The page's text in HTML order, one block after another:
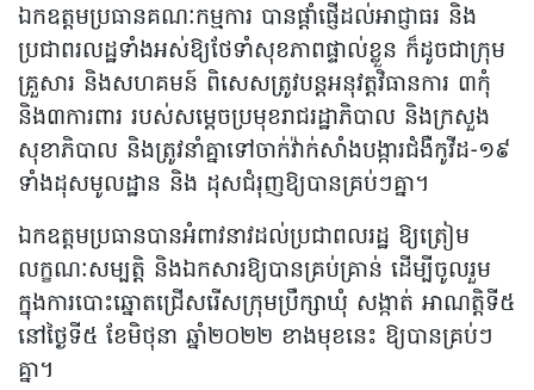
ឯកឧត្តមប្រធានគណៈកម្មការ បានផ្តាំផ្ញើដល់អាជ្ញាធរ និង
ប្រជាពរលដ្ឋទាំងអស់ឱ្យថែទាំសុខភាពផ្ទាល់ខ្លួន ក៏ដូចជាក្រុម
គ្រួសារ និងសហគមន៍ ពិសេសត្រូវបន្តអនុវត្តវិធានការ ៣កុំ
និង៣ការពារ របស់សម្តេចប្រមុខរាជរដ្ឋាភិបាល និងក្រសួង
សុខាភិបាល និងត្រូវនាំគ្នាទៅចាក់វ៉ាក់សាំងបង្ការជំងឺកូវីដ-១៩
ទាំងដុសមូលដ្ឋាន និង ដុសជំរុញឱ្យបានគ្រប់ៗគ្នា។
ឯកឧត្តមប្រធានបានអំពាវនាវដល់ប្រជាពលរដ្ឋ ឱ្យត្រៀម
លក្ខណៈសម្បត្តិ និងឯកសារឱ្យបានគ្រប់គ្រាន់ ដើម្បីចូលរួម
ក្នុងការបោះឆ្នោតជ្រើសរើសក្រុមប្រឹក្សាឃុំ សង្កាត់ អាណត្តិទី៥
នៅថ្ងៃទី៥ ខែមិថុនា ឆ្នាំ២០២២ ខាងមុខនេះ ឱ្យបានគ្រប់ៗ
គ្នា។